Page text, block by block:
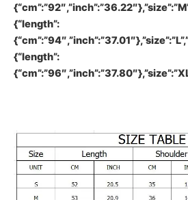
{“length”:
{“length”: